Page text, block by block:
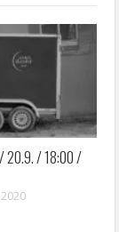
20.9. / 18:00 /